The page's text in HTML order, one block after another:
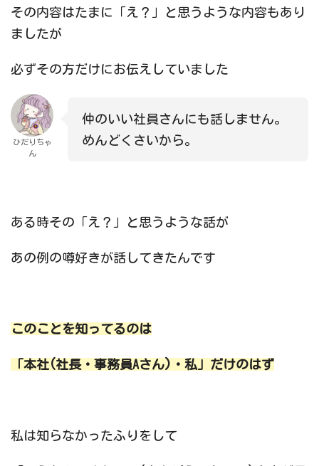
その内容はたまに「え？」と思うような内容もあり
ましたが
必ずその方だけにお伝えしていました
ひだりちゃ
ん
仲のいい社員さんにも話しません。
めんどくさいから。
ある時その「え？」と思うような話が
あの例の噂好きが話してきたんです
このことを知ってるのは
「本社(社長・事務員Aさん)・私」だけのはず
私は知らなかったふりをして